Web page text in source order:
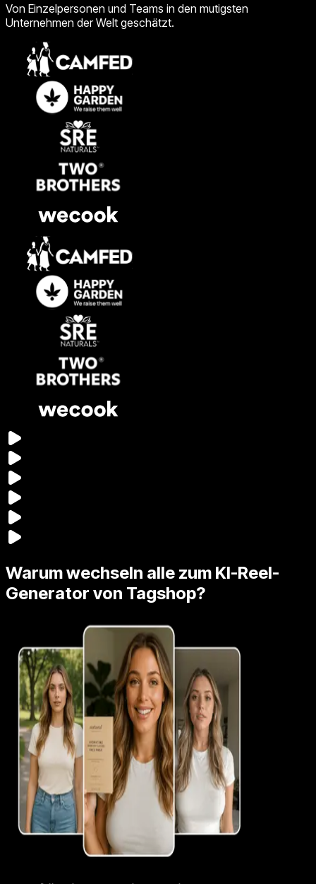
Von Einzelpersonen und Teams in den mutigsten
Unternehmen der Welt geschätzt.
Warum wechseln alle zum KI-Reel-
Generator von Tagshop?